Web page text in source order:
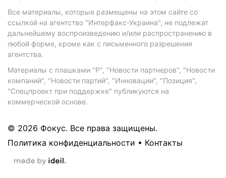
Все материалы, которые размещены на этом сайте со
ссылкой на агентство "Интерфакс-Украина", не подлежат
дальнейшему воспроизведению и/или распространению в
любой форме, кроме как с письменного разрешения
агентства.
Материалы с плашками "Р", "Новости партнеров", "Новости
компаний", "Новости партий", "Инновации", "Позиция",
"Спецпроект при поддержке" публикуются на
коммерческой основе.
© 2026 Фокус. Все права защищены.
Политика конфиденциальности • Контакты